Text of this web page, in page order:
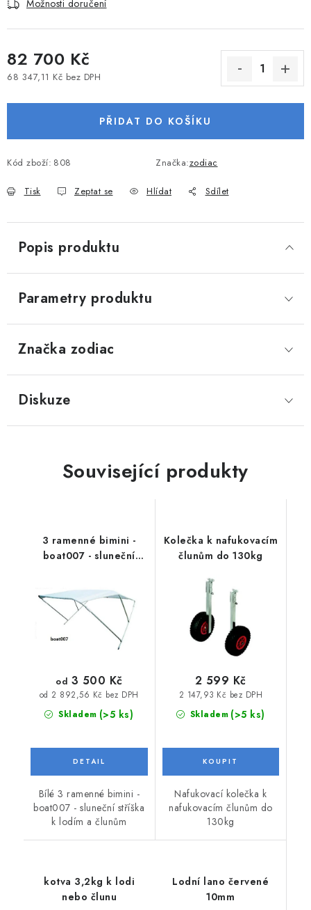
PŘÍSLUŠENSTVÍ K ČLUNŮM
ZNAČKY
Doprava a platba Servis
Reklamace
Obchodní podmínky
Podmínky ochrany osobních údajů
Možnosti doručení
82 700 Kč
68 347,11 Kč bez DPH
PŘIDAT DO KOŠÍKU
Kód zboží: 808 Značka:zodiac
Tisk Zeptat se Hlídat Sdílet
Popis produktu
Parametry produktu
Značka zodiac
Diskuze
Související produkty
3 ramenné bimini -
boat007 - sluneční
člunům
Skladem (>5 ks)
od 2 892,56 Kč bez DPH
od 3 500 Kč
Bílé 3 ramenné bimini -
boat007 - sluneční stříška
k lodím a člunům
Kolečka k nafukovacím
člunům do 130kg
Skladem (>5 ks)
2 147,93 Kč bez DPH
2 599 Kč
Nafukovací kolečka k
nafukovacím člunům do
130kg
kotva 3,2kg k lodi
nebo člunu
Lodní lano červené
10mm